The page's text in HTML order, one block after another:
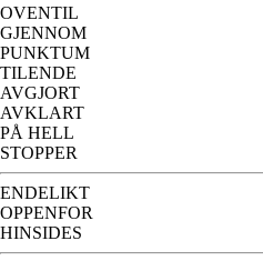
OVENTIL
GJENNOM
PUNKTUM
TILENDE
AVGJORT
AVKLART
PÅ HELL
STOPPER
ENDELIKT
OPPENFOR
HINSIDES